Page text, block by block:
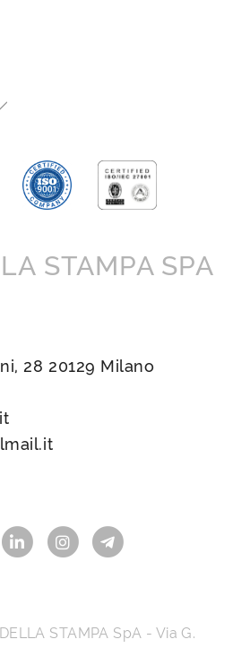
STAMPA SPA
28 20129 Milano
DELLA STAMPA SpA - Via G.